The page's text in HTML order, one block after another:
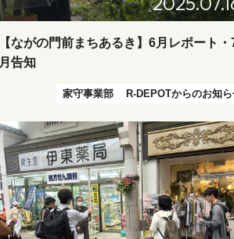
【ながの門前まちあるき】6月レポート・
月告知
家守事業部 R-DEPOTからのお知